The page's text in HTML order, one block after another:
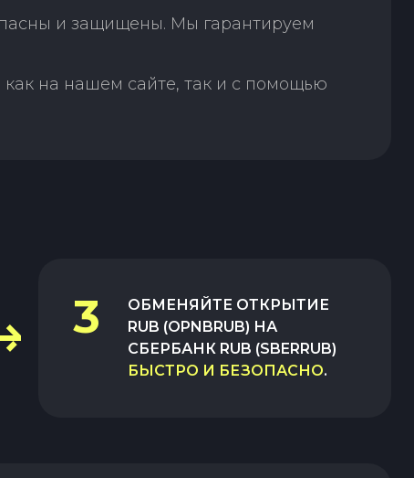
и защищены. Мы гарантируем
на нашем сайте, так и с помощью
3 ОБМЕНЯЙТЕ ОТКРЫТИЕ
RUB (OPNBRUB) НА
СБЕРБАНК RUB (SBERRUB)
БЫСТРО И БЕЗОПАСНО.